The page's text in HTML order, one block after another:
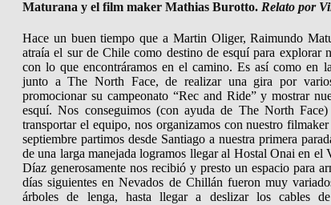
Maturana y el film maker Mathias Burotto. Relato por
Hace un buen tiempo que a Martin Oliger, Raimundo
atraía el sur de Chile como destino de esquí para explorar
con lo que encontráramos en el camino. Es así como en
junto a The North Face, de realizar una gira por
promocionar su campeonato “Rec and Ride” y mostrar
esquí. Nos conseguimos (con ayuda de The North
transportar el equipo, nos organizamos con nuestro
septiembre partimos desde Santiago a nuestra primera
de una larga manejada logramos llegar al Hostal Onai en el
Díaz generosamente nos recibió y presto un espacio para
días siguientes en Nevados de Chillán fueron muy
árboles de lenga, hasta llegar a deslizar los cables